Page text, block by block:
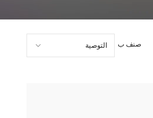
صنف ب